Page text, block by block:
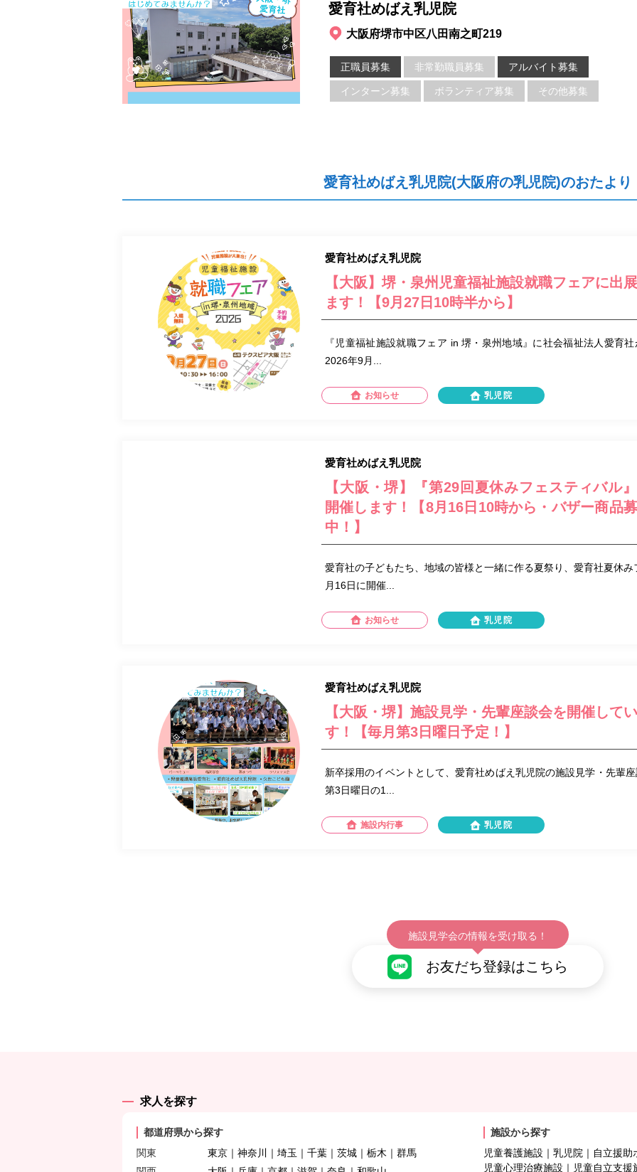
愛育社めばえ乳児院
大阪府堺市中区八田南之町219
正職員募集 非常勤職員募集 アルバイト募集
インターン募集 ボランティア募集 その他募集
愛育社めばえ乳児院(大阪府の乳児院)のおたより
愛育社めばえ乳児院
【大阪】堺・泉州児童福祉施設就職フェアに出
ます！【9月27日10時半から】
『児童福祉施設就職フェア in 堺・泉州地域』に社会福祉法人愛育
2026年9月...
お知らせ 乳児院
愛育社めばえ乳児院
【大阪・堺】『第29回夏休みフェスティバル
開催します！【8月16日10時から・バザー商品
中！】
愛育社の子どもたち、地域の皆様と一緒に作る夏祭り、愛育社夏休
月16日に開催...
お知らせ 乳児院
愛育社めばえ乳児院
【大阪・堺】施設見学・先輩座談会を開催して
す！【毎月第3日曜日予定！】
新卒採用のイベントとして、愛育社めばえ乳児院の施設見学・先輩
第3日曜日の1...
施設内行事 乳児院
施設見学会の情報を受け取る！
お友だち登録はこちら
求人を探す
都道府県から探す
関東
東京 神奈川 埼玉 千葉 茨城 栃木
群馬
施設から探す
児童養護施設
乳児院
自立援助
児童心理治療施設
児童自立支援